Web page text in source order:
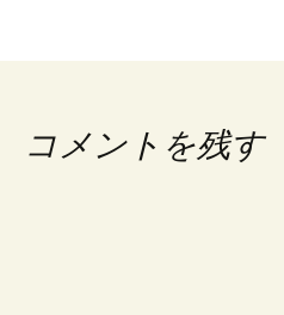
ゲコメントを残す